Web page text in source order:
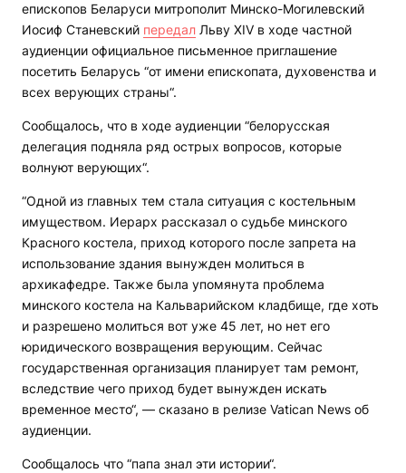
епископов Беларуси митрополит Минско-Могилевский
Иосиф Станевский передал Льву XIV в ходе частной
аудиенции официальное письменное приглашение
посетить Беларусь “от имени епископата, духовенства и
всех верующих страны“.
Сообщалось, что в ходе аудиенции “белорусская
делегация подняла ряд острых вопросов, которые
волнуют верующих“.
“Одной из главных тем стала ситуация с костельным
имуществом. Иерарх рассказал о судьбе минского
Красного костела, приход которого после запрета на
использование здания вынужден молиться в
архикафедре. Также была упомянута проблема
минского костела на Кальварийском кладбище, где хоть
и разрешено молиться вот уже 45 лет, но нет его
юридического возвращения верующим. Сейчас
государственная организация планирует там ремонт,
вследствие чего приход будет вынужден искать
временное место“, — сказано в релизе Vatican News об
аудиенции.
Сообщалось что “папа знал эти истории“.